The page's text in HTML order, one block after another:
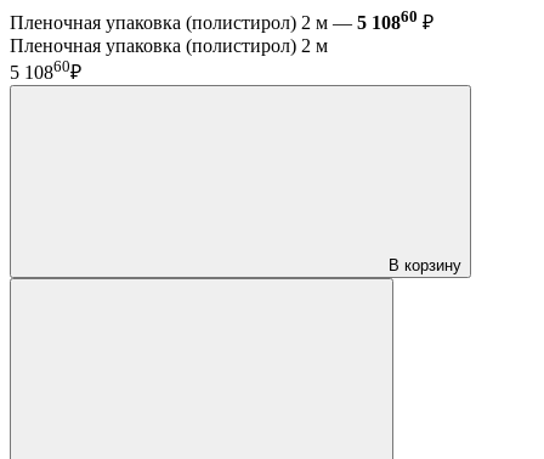
Пленочная упаковка (полистирол) 2 м — 5 10860 ₽
Пленочная упаковка (полистирол) 2 м
5 10860₽
В корзину